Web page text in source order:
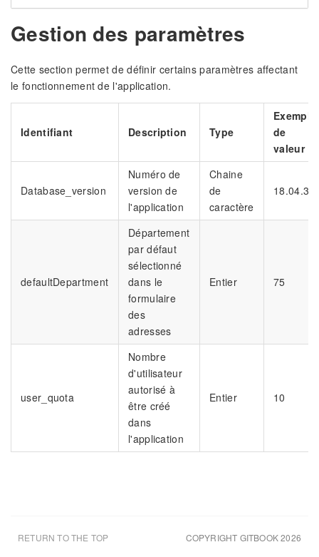
Gestion des paramètres
Cette section permet de définir certains paramètres affectant
le fonctionnement de l'application.
Identifiant Description Type
Exemple
de
valeur
Database_version
Numéro de
version de
l'application
Chaine
de
caractère
18.04.3
defaultDepartment
Département
par défaut
sélectionné
dans le
formulaire
des
adresses
Entier 75
user_quota
Nombre
d'utilisateur
autorisé à
être créé
dans
l'application
Entier 10
COPYRIGHT GITBOOK 2026
RETURN TO THE TOP